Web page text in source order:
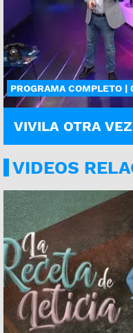
PROGRAMA COMPLETO
VIVILA OTRA VEZ
VIDEOS